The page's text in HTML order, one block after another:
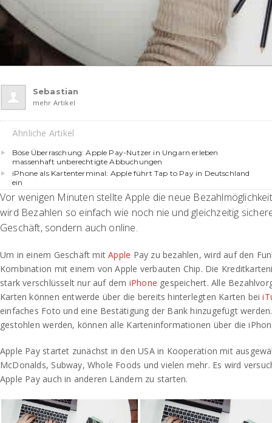
Sebastian
mehr Artikel
Ähnliche Artikel
Böse Überraschung: Apple Pay-Nutzer in Ungarn erleben
massenhaft unberechtigte Abbuchungen
iPhone als Kartenterminal: Apple führt Tap to Pay in Deutschland
ein
Vor wenigen Minuten stellte Apple die neue
wird Bezahlen so einfach wie noch nie und gleichzeitig
Geschäft, sondern auch online.
Um in einem Geschäft mitApple Pay zu bezahlen, wird auf den
Kombination mit einem von Apple verbauten Chip. Die
stark verschlüsselt nur auf dem iPhone gespeichert. Alle
Karten können entwerde über die bereits hinterlegten Karten bei
einfaches Foto und eine Bestätigung der Bank hinzugefügt
gestohlen werden, können alle Karteninformationen über die
Apple Pay startet zunächst in den USA in Kooperation mit
McDonalds, Subway, Whole Foods und vielen mehr. Es wird
Apple Pay auch in anderen Ländern zu starten.